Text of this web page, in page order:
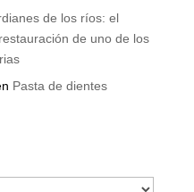
de los ríos: el
de uno de los
Pasta de dientes